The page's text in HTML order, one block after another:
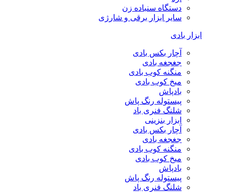
دستگاه سنباده زن
سایر ابزار برقی و شارژی
ابزار بادی
آچار بکس بادی
جغجغه بادی
منگنه کوب بادی
میخ کوب بادی
بادپاش
پیستوله رنگ پاش
شلنگ فنری باد
ابزار بنزینی
آچار بکس بادی
جغجغه بادی
منگنه کوب بادی
میخ کوب بادی
بادپاش
پیستوله رنگ پاش
شلنگ فنری باد